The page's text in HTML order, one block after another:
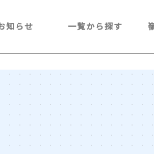
知らせ 一覧から探す